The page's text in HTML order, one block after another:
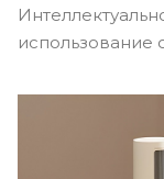
использование